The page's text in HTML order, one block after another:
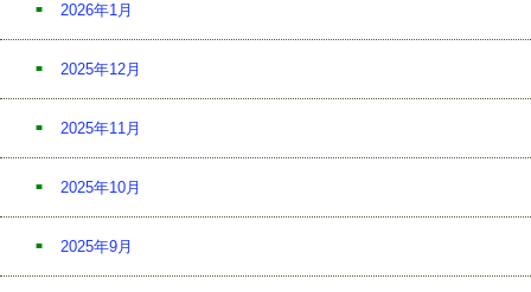
2026年1月
2025年12月
2025年11月
2025年10月
2025年9月